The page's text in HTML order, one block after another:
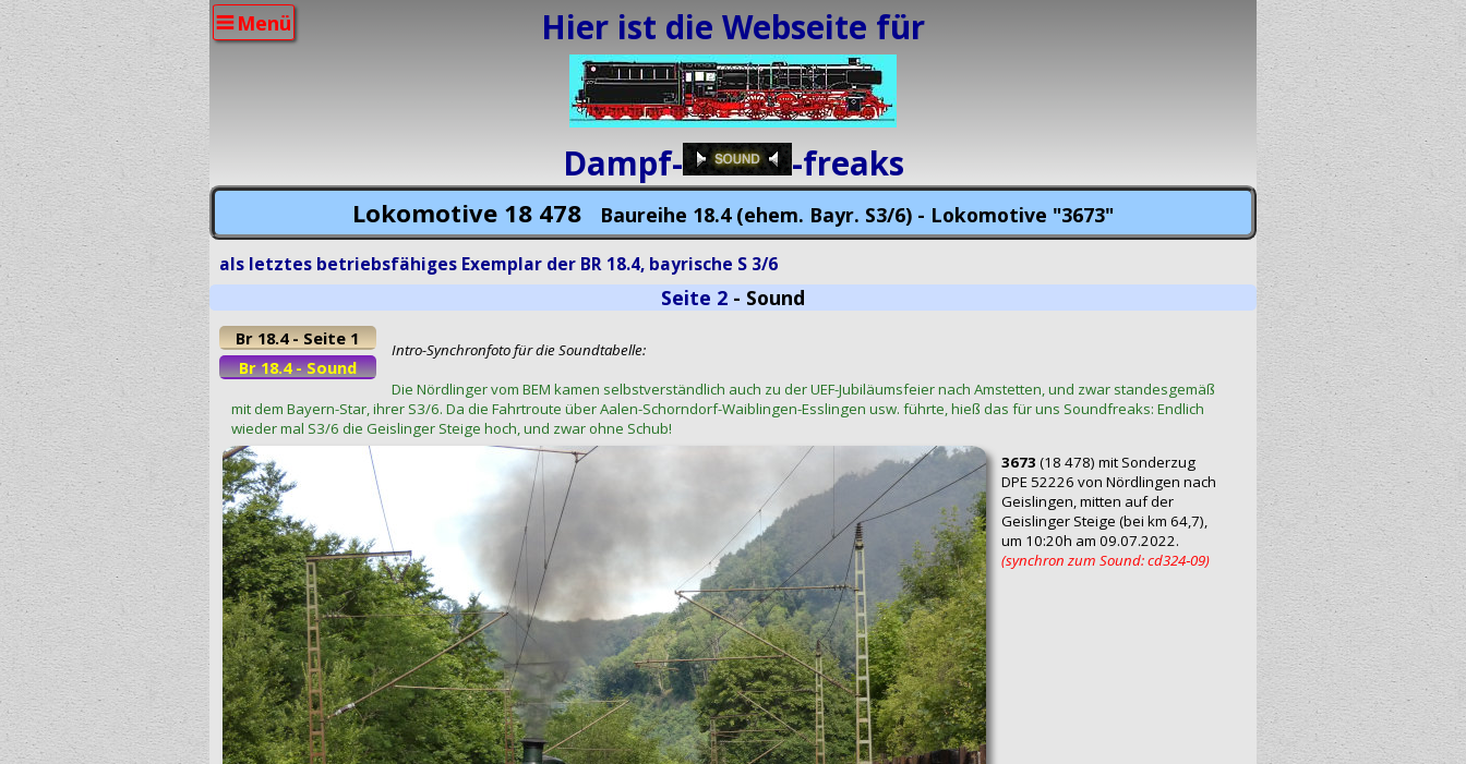
Menü Hier ist die Webseite für
Dampf- -freaks
Lokomotive 18 478 Baureihe 18.4 (ehem. Bayr. S3/6) - Lokomotive "3673"
als letztes betriebsfähiges Exemplar der BR 18.4, bayrische S 3/6
Seite 2 - Sound
Br 18.4 - Seite 1
Br 18.4 - Sound
Intro-Synchronfoto für die Soundtabelle:
Die Nördlinger vom BEM kamen selbstverständlich auch zu der UEF-Jubiläumsfeier nach Amstetten, und zwar standesgemäß
mit dem Bayern-Star, ihrer S3/6. Da die Fahrtroute über Aalen-Schorndorf-Waiblingen-Esslingen usw. führte, hieß das für uns Soundfreaks: Endlich
wieder mal S3/6 die Geislinger Steige hoch, und zwar ohne Schub!
3673 (18 478) mit Sonderzug
DPE 52226 von Nördlingen nach
Geislingen, mitten auf der
Geislinger Steige (bei km 64,7),
um 10:20h am 09.07.2022.
(synchron zum Sound: cd324‑09)